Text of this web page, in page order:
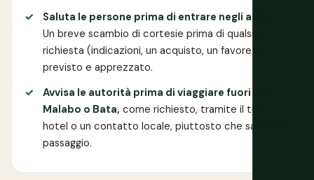
Saluta le persone prima di entrare negli affari.
Un breve scambio di cortesie prima di qualsiasi
richiesta (indicazioni, un acquisto, un favore) è
previsto e apprezzato.
Avvisa le autorità prima di viaggiare fuori da
Malabo o Bata, come richiesto, tramite il tuo
hotel o un contatto locale, piuttosto che saltare il
passaggio.